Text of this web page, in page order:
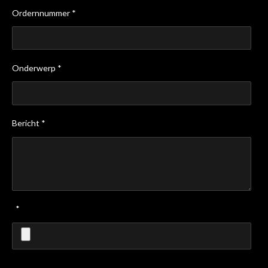
Ordernnummer *
Onderwerp *
Bericht *
*